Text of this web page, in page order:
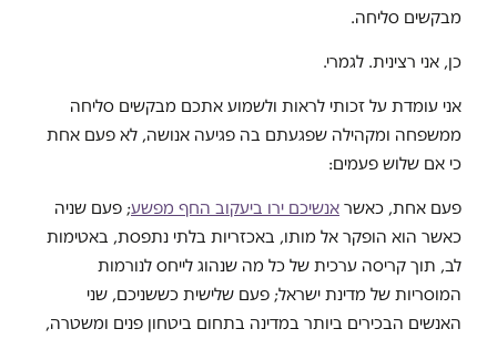
מבקשים סליחה.
כן, אני רצינית. לגמרי.
אני עומדת על זכותי לראות ולשמוע אתכם מבקשים סליחה
ממשפחה ומקהילה שפגעתם בה פגיעה אנושה, לא פעם אחת
כי אם שלוש פעמים:
פעם אחת, כאשר אנשיכם ירו ביעקוב החף מפשע; פעם שניה
כאשר הוא הופקר אל מותו, באכזריות בלתי נתפסת, באטימות
לב, תוך קריסה ערכית של כל מה שנהוג לייחס לנורמות
המוסריות של מדינת ישראל; פעם שלישית כששניכם, שני
האנשים הבכירים ביותר במדינה בתחום ביטחון פנים ומשטרה,